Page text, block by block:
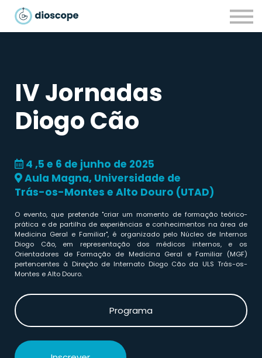
Parcerias
IV Jornadas
Diogo Cão
4 ,5 e 6 de junho de 2025
Aula Magna, Universidade de
Trás-os-Montes e Alto Douro (UTAD)
O evento, que pretende "criar um momento de formação teórico-
prática e de partilha de experiências e conhecimentos na área de
Medicina Geral e Familiar", é organizado pelo Núcleo de Internos
Diogo Cão, em representação dos médicos internos, e os
Orientadores de Formação de Medicina Geral e Familiar (MGF)
pertencentes à Direção de Internato Diogo Cão da ULS Trás-os-
Montes e Alto Douro.
Programa